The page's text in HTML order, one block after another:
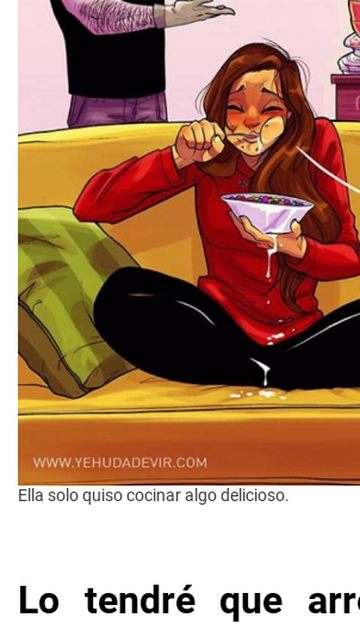
Ella solo quiso cocinar algo delicioso.
Lo tendré que